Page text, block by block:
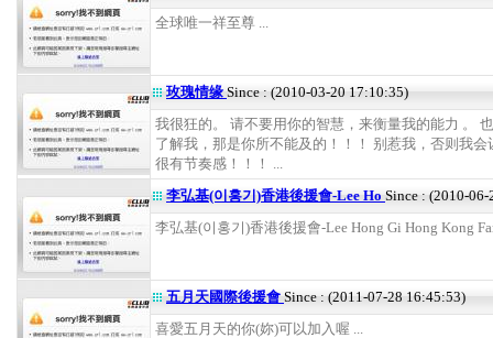
全球唯一祥至尊 ...
玫瑰情缘 Since : (2010-03-20 17:10:35)
我很狂的。 请不要用你的智慧，来衡量我的能力 。
了解我，那是你所不能及的！！！ 别惹我，否则我会
很有节奏感！！！ ...
李弘基(이홍기)香港後援會-Lee Ho Since : (2010-
李弘基(이홍기)香港後援會-Lee Hong Gi Hong Kong
五月天國際後援會 Since : (2011-07-28 16:45:53)
喜愛五月天的你(妳)可以加入喔 ...